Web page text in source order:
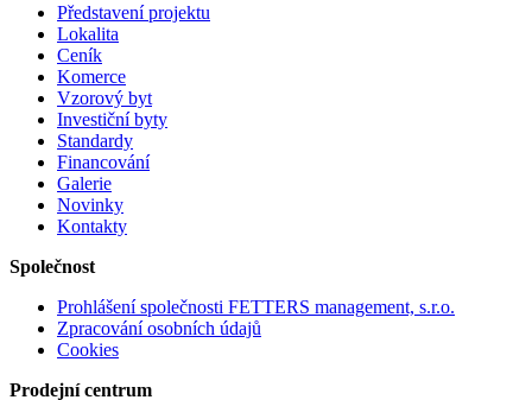
Představení projektu
Lokalita
Ceník
Komerce
Vzorový byt
Investiční byty
Standardy
Financování
Galerie
Novinky
Kontakty
Společnost
Prohlášení společnosti FETTERS management, s.r.o.
Zpracování osobních údajů
Cookies
Prodejní centrum